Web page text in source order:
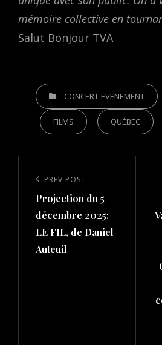
mémoire collective en
Salut Bonjour TVA
CATEGORIESCONCERT-EVENEMENT
FILMS QUÉBEC
navigation
Previous
Post
PREV POST
Projection du 5
décembre 2025:
LE FIL, de Daniel
Auteuil